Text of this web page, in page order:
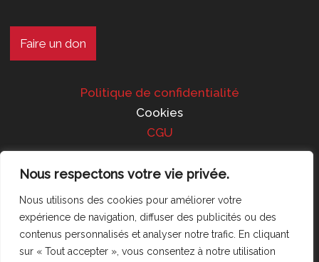
Nous respectons votre vie privée.
Nous utilisons des cookies pour améliorer votre
expérience de navigation, diffuser des publicités ou des
contenus personnalisés et analyser notre trafic. En cliquant
sur « Tout accepter », vous consentez à notre utilisation
Faire un don
Politique de confidentialité
Cookies
CGU
Suivez-nous !